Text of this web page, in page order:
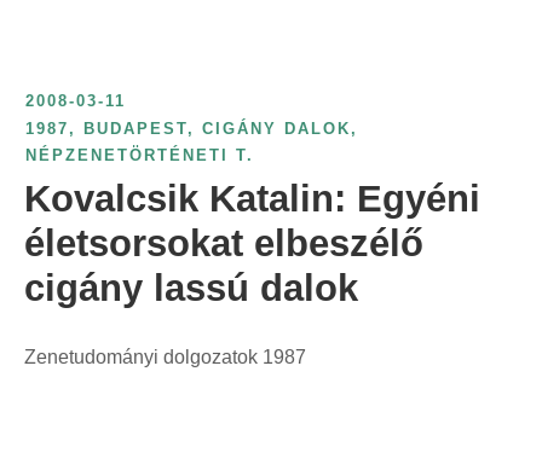
2008-03-11
1987 , BUDAPEST, CIGÁNY DALOK ,
NÉPZENETÖRTÉNETI T.
Kovalcsik Katalin: Egyéni
életsorsokat elbeszélő
cigány lassú dalok
Zenetudományi dolgozatok 1987